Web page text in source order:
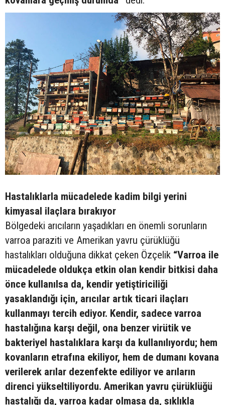
Hastalıklarla mücadelede kadim bilgi yerini
kimyasal ilaçlara bırakıyor
Bölgedeki arıcıların yaşadıkları en önemli sorunların
varroa paraziti ve Amerikan yavru çürüklüğü
hastalıkları olduğuna dikkat çeken Özçelik “Varroa ile
mücadelede oldukça etkin olan kendir bitkisi daha
önce kullanılsa da, kendir yetiştiriciliği
yasaklandığı için, arıcılar artık ticari ilaçları
kullanmayı tercih ediyor. Kendir, sadece varroa
hastalığına karşı değil, ona benzer virütik ve
bakteriyel hastalıklara karşı da kullanılıyordu; hem
kovanların etrafına ekiliyor, hem de dumanı kovana
verilerek arılar dezenfekte ediliyor ve arıların
direnci yükseltiliyordu. Amerikan yavru çürüklüğü
hastalığı da, varroa kadar olmasa da, sıklıkla